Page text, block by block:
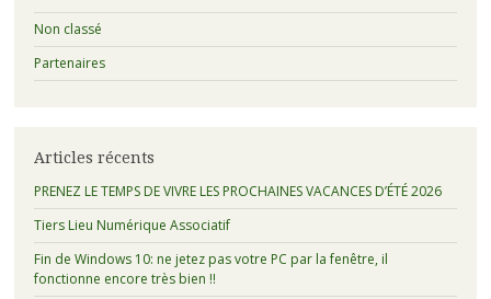
Non classé
Partenaires
Articles récents
PRENEZ LE TEMPS DE VIVRE LES PROCHAINES VACANCES D’ÉTÉ 2026
Tiers Lieu Numérique Associatif
Fin de Windows 10: ne jetez pas votre PC par la fenêtre, il
fonctionne encore très bien !!